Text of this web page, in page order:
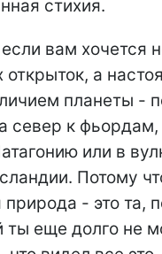
стихия.
вам хочется
открыток, а
планеты -
север к фьордам,
или в
Потому
природа - это та,
ты еще долго не